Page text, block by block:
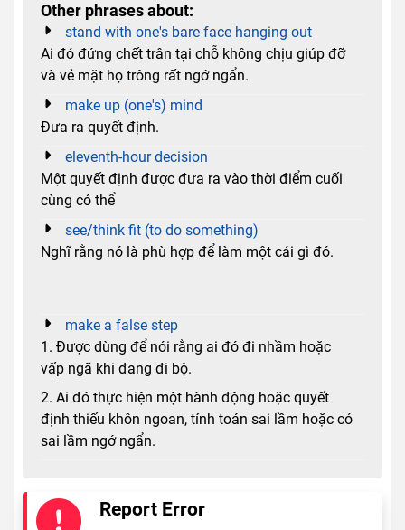
Other phrases about:
stand with one's bare face hanging out
Ai đó đứng chết trân tại chỗ không chịu giúp đỡ
và vẻ mặt họ trông rất ngớ ngẩn.
make up (one's) mind
Đưa ra quyết định.
eleventh-hour decision
Một quyết định được đưa ra vào thời điểm cuối
cùng có thể
see/think fit (to do something)
Nghĩ rằng nó là phù hợp để làm một cái gì đó.
make a false step
1. Được dùng để nói rằng ai đó đi nhầm hoặc
vấp ngã khi đang đi bộ.
2. Ai đó thực hiện một hành động hoặc quyết
định thiếu khôn ngoan, tính toán sai lầm hoặc có
sai lầm ngớ ngẩn.
Report Error